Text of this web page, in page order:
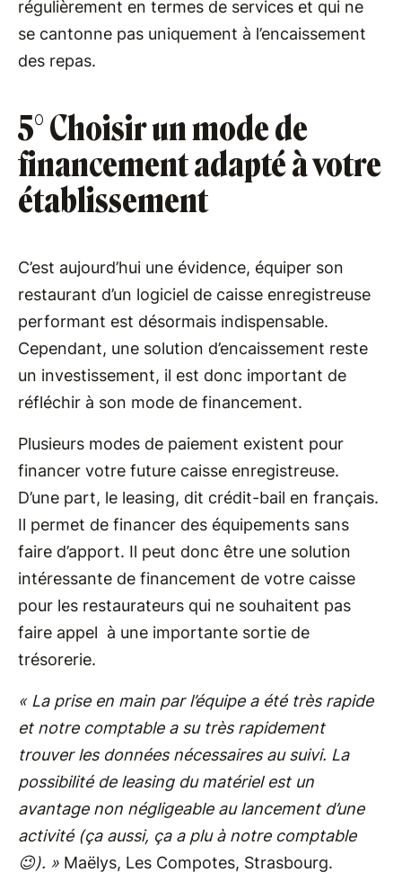
régulièrement en termes de services et qui ne
se cantonne pas uniquement à l’encaissement
des repas.
5° Choisir un mode de
financement adapté à votre
établissement
C’est aujourd’hui une évidence, équiper son
restaurant d’un logiciel de caisse enregistreuse
performant est désormais indispensable.
Cependant, une solution d’encaissement reste
un investissement, il est donc important de
réfléchir à son mode de financement.
Plusieurs modes de paiement existent pour
financer votre future caisse enregistreuse.
D’une part, le leasing, dit crédit-bail en français.
Il permet de financer des équipements sans
faire d’apport. Il peut donc être une solution
intéressante de financement de votre caisse
pour les restaurateurs qui ne souhaitent pas
faire appel à une importante sortie de
trésorerie.
« La prise en main par l’équipe a été très rapide
et notre comptable a su très rapidement
trouver les données nécessaires au suivi. La
possibilité de leasing du matériel est un
avantage non négligeable au lancement d’une
activité (ça aussi, ça a plu à notre comptable
😉). » Maëlys, Les Compotes, Strasbourg.